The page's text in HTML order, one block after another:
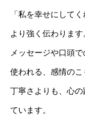
「私を幸せにして
より強く伝わります
メッセージや口頭
使われる、感情のこ
丁寧さよりも、心
ています。